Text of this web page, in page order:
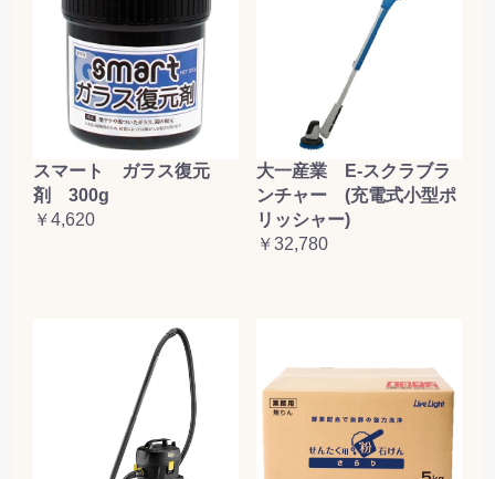
スマート ガラス復元
剤 300g
￥4,620
大一産業 E-スクラブラ
ンチャー (充電式小型ポ
リッシャー)
￥32,780